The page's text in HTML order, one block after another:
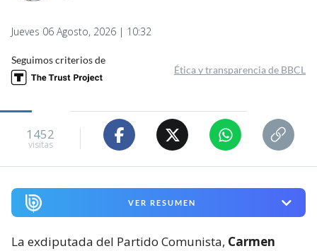
Jueves 06 Agosto, 2026 | 10:32
Seguimos criterios de
Ética y transparencia de BBCL
1452
visitas
VER RESUMEN
La exdiputada del Partido Comunista, Carmen